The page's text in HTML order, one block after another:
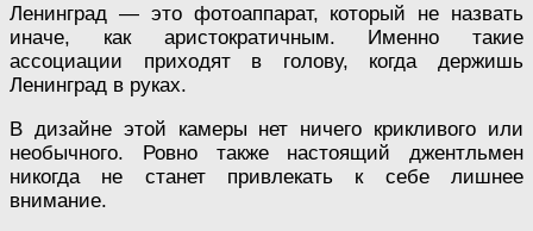
Ленинград — это фотоаппарат, который не назвать
иначе, как аристократичным. Именно такие
ассоциации приходят в голову, когда держишь
Ленинград в руках.
В дизайне этой камеры нет ничего крикливого или
необычного. Ровно также настоящий джентльмен
никогда не станет привлекать к себе лишнее
внимание.